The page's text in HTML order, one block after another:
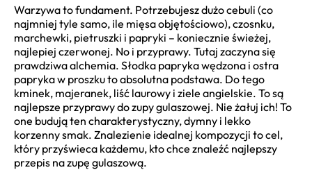
Warzywa to fundament. Potrzebujesz dużo cebuli (co
najmniej tyle samo, ile mięsa objętościowo), czosnku,
marchewki, pietruszki i papryki – koniecznie świeżej,
najlepiej czerwonej. No i przyprawy. Tutaj zaczyna się
prawdziwa alchemia. Słodka papryka wędzona i ostra
papryka w proszku to absolutna podstawa. Do tego
kminek, majeranek, liść laurowy i ziele angielskie. To są
najlepsze przyprawy do zupy gulaszowej. Nie żałuj ich! To
one budują ten charakterystyczny, dymny i lekko
korzenny smak. Znalezienie idealnej kompozycji to cel,
który przyświeca każdemu, kto chce znaleźć najlepszy
przepis na zupę gulaszową.